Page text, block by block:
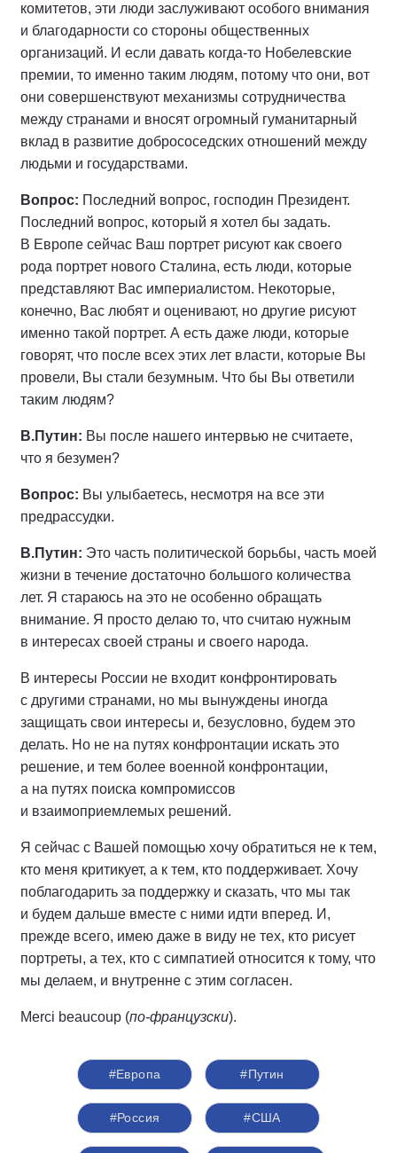
комитетов, эти люди заслуживают особого внимания
и благодарности со стороны общественных
организаций. И если давать когда‑то Нобелевские
премии, то именно таким людям, потому что они, вот
они совершенствуют механизмы сотрудничества
между странами и вносят огромный гуманитарный
вклад в развитие добрососедских отношений между
людьми и государствами.
Вопрос: Последний вопрос, господин Президент.
Последний вопрос, который я хотел бы задать.
В Европе сейчас Ваш портрет рисуют как своего
рода портрет нового Сталина, есть люди, которые
представляют Вас империалистом. Некоторые,
конечно, Вас любят и оценивают, но другие рисуют
именно такой портрет. А есть даже люди, которые
говорят, что после всех этих лет власти, которые Вы
провели, Вы стали безумным. Что бы Вы ответили
таким людям?
В.Путин: Вы после нашего интервью не считаете,
что я безумен?
Вопрос: Вы улыбаетесь, несмотря на все эти
предрассудки.
В.Путин: Это часть политической борьбы, часть моей
жизни в течение достаточно большого количества
лет. Я стараюсь на это не особенно обращать
внимание. Я просто делаю то, что считаю нужным
в интересах своей страны и своего народа.
В интересы России не входит конфронтировать
с другими странами, но мы вынуждены иногда
защищать свои интересы и, безусловно, будем это
делать. Но не на путях конфронтации искать это
решение, и тем более военной конфронтации,
а на путях поиска компромиссов
и взаимоприемлемых решений.
Я сейчас с Вашей помощью хочу обратиться не к тем,
кто меня критикует, а к тем, кто поддерживает. Хочу
поблагодарить за поддержку и сказать, что мы так
и будем дальше вместе с ними идти вперед. И,
прежде всего, имею даже в виду не тех, кто рисует
портреты, а тех, кто с симпатией относится к тому, что
мы делаем, и внутренне с этим согласен.
Merci beaucoup (по‑французски).
#Европа #Путин
#Россия #США